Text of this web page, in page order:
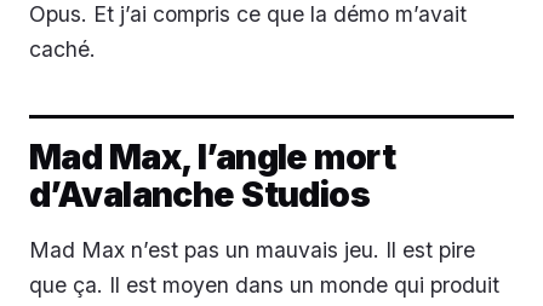
Opus. Et j’ai compris ce que la démo m’avait
caché.
Mad Max, l’angle mort
d’Avalanche Studios
Mad Max n’est pas un mauvais jeu. Il est pire
que ça. Il est moyen dans un monde qui produit